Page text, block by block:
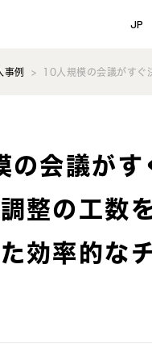
JP
事例 10人規模の会議がすぐ
の会議がす
整の工数
効率的な